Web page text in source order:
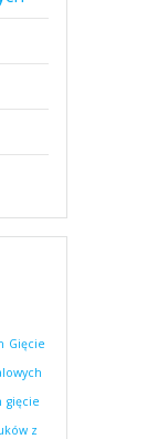
Gięcie
gięcie
z